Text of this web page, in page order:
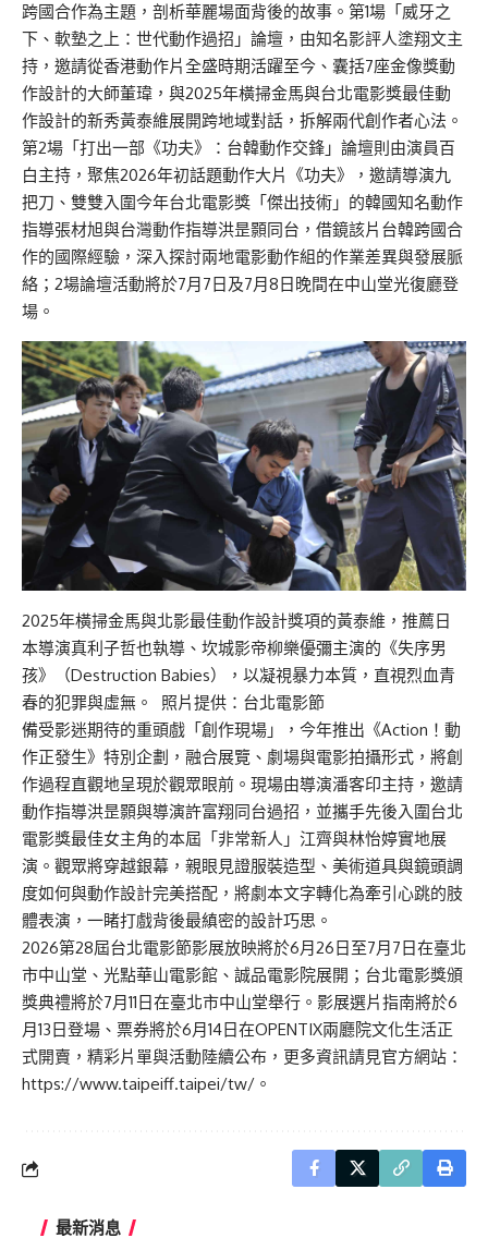
跨國合作為主題，剖析華麗場面背後的故事。第1場「威牙之
下、軟墊之上：世代動作過招」論壇，由知名影評人塗翔文主
持，邀請從香港動作片全盛時期活躍至今、囊括7座金像獎動
作設計的大師董瑋，與2025年橫掃金馬與台北電影獎最佳動
作設計的新秀黃泰維展開跨地域對話，拆解兩代創作者心法。
第2場「打出一部《功夫》：台韓動作交鋒」論壇則由演員百
白主持，聚焦2026年初話題動作大片《功夫》，邀請導演九
把刀、雙雙入圍今年台北電影獎「傑出技術」的韓國知名動作
指導張材旭與台灣動作指導洪昰顥同台，借鏡該片台韓跨國合
作的國際經驗，深入探討兩地電影動作組的作業差異與發展脈
絡；2場論壇活動將於7月7日及7月8日晚間在中山堂光復廳登
場。
2025年橫掃金馬與北影最佳動作設計獎項的黃泰維，推薦日
本導演真利子哲也執導、坎城影帝柳樂優彌主演的《失序男
孩》（Destruction Babies），以凝視暴力本質，直視烈血青
春的犯罪與虛無。 照片提供：台北電影節
備受影迷期待的重頭戲「創作現場」，今年推出《Action！動
作正發生》特別企劃，融合展覽、劇場與電影拍攝形式，將創
作過程直觀地呈現於觀眾眼前。現場由導演潘客印主持，邀請
動作指導洪昰顥與導演許富翔同台過招，並攜手先後入圍台北
電影獎最佳女主角的本屆「非常新人」江齊與林怡婷實地展
演。觀眾將穿越銀幕，親眼見證服裝造型、美術道具與鏡頭調
度如何與動作設計完美搭配，將劇本文字轉化為牽引心跳的肢
體表演，一睹打戲背後最縝密的設計巧思。
2026第28屆台北電影節影展放映將於6月26日至7月7日在臺北
市中山堂、光點華山電影館、誠品電影院展開；台北電影獎頒
獎典禮將於7月11日在臺北市中山堂舉行。影展選片指南將於6
月13日登場、票券將於6月14日在OPENTIX兩廳院文化生活正
式開賣，精彩片單與活動陸續公布，更多資訊請見官方網站：
https://www.taipeiff.taipei/tw/ 。
最新消息